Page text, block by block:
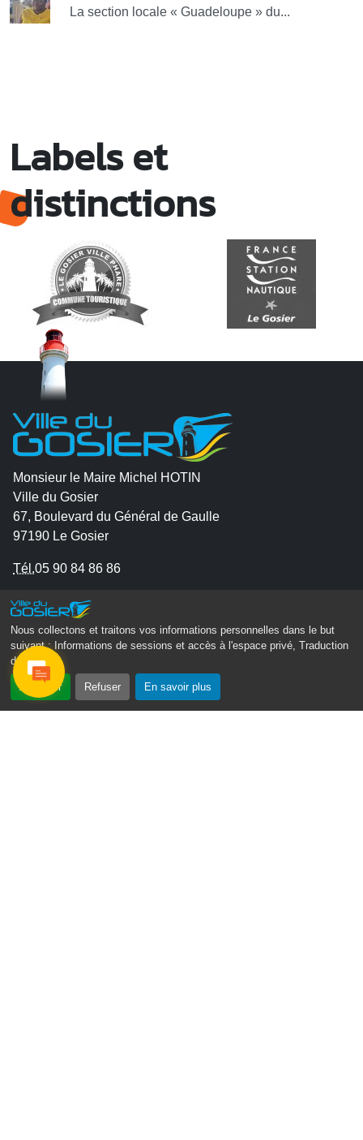
Nous collectons et traitons vos informations personnelles dans le but
suivant :
Informations de sessions et accès à l'espace privé, Traduction
des pages .
Accepter Refuser En savoir plus
La section locale « Guadeloupe » du...
Labels et
distinctions
Monsieur le Maire Michel HOTIN
Ville du Gosier
67, Boulevard du Général de Gaulle
97190 Le Gosier
Tél.05 90 84 86 86
Envoyer un email
Contacter la P.R.A.D.A
Contactez le délégué à la protection des données
personnelles - D.P.O
Suivez-nous